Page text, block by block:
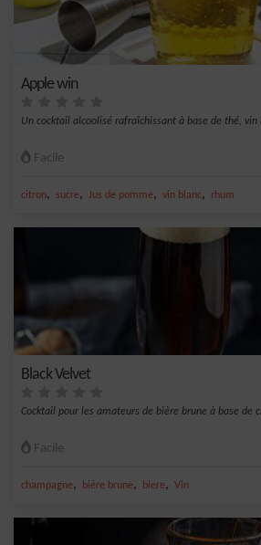
Apple win
Un cocktail alcoolisé rafraîchissant à base de thé,
Facile
citron, sucre, Jus de pomme, vin blanc, rhum
Black Velvet
Cocktail pour les amateurs de bière brune à base de
Facile
champagne, bière brune, biere, Vin